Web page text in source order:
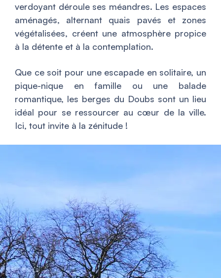
verdoyant déroule ses méandres. Les espaces
aménagés, alternant quais pavés et zones
végétalisées, créent une atmosphère propice
à la détente et à la contemplation.
Que ce soit pour une escapade en solitaire, un
pique-nique en famille ou une balade
romantique, les berges du Doubs sont un lieu
idéal pour se ressourcer au cœur de la ville.
Ici, tout invite à la zénitude !